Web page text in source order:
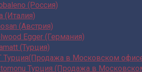
(Россия)
(Италия)
(Австрия)
Egger (Германия)
(Турция)
Турция(Продажа в Московском
Турция (Продажа в